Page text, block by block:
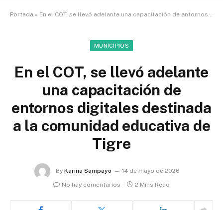
Portada » En el COT, se llevó adelante una capacitación de entornos digitales destinada a la comunidad educativa de Tigre
MUNICIPIOS
En el COT, se llevó adelante
una capacitación de
entornos digitales destinada
a la comunidad educativa de
Tigre
By Karina Sampayo
14 de mayo de 2026
No hay comentarios
2 Mins Read